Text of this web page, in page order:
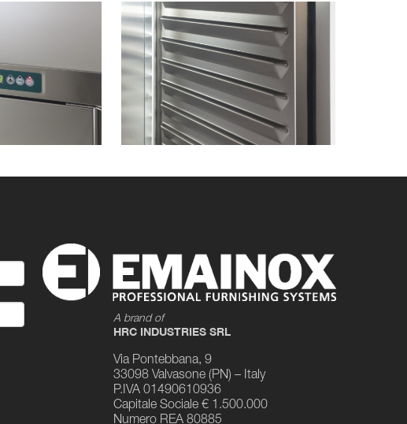
A brand of
HRC INDUSTRIES SRL
Via Pontebbana, 9
33098 Valvasone (PN) – Italy
P.IVA 01490610936
Capitale Sociale € 1.500.000
Numero REA 80885